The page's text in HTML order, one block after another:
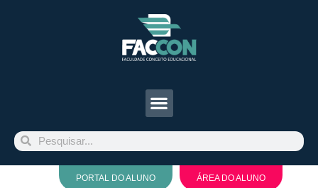
Estude na Faccon
PORTAL DO ALUNO ÁREA DO ALUNO